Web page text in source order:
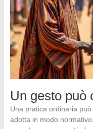
Un gesto può
Una pratica ordinaria
adotta in modo